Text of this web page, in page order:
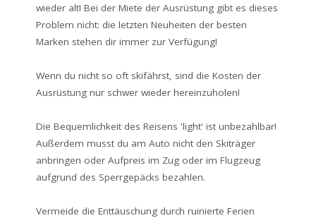
wieder alt! Bei der Miete der Ausrüstung gibt es dieses
Problem nicht: die letzten Neuheiten der besten
Marken stehen dir immer zur Verfügung!
Wenn du nicht so oft skifährst, sind die Kosten der
Ausrüstung nur schwer wieder hereinzuholen!
Die Bequemlichkeit des Reisens 'light' ist unbezahlbar!
Außerdem musst du am Auto nicht den Skiträger
anbringen oder Aufpreis im Zug oder im Flugzeug
aufgrund des Sperrgepäcks bezahlen.
Vermeide die Enttäuschung durch ruinierte Ferien